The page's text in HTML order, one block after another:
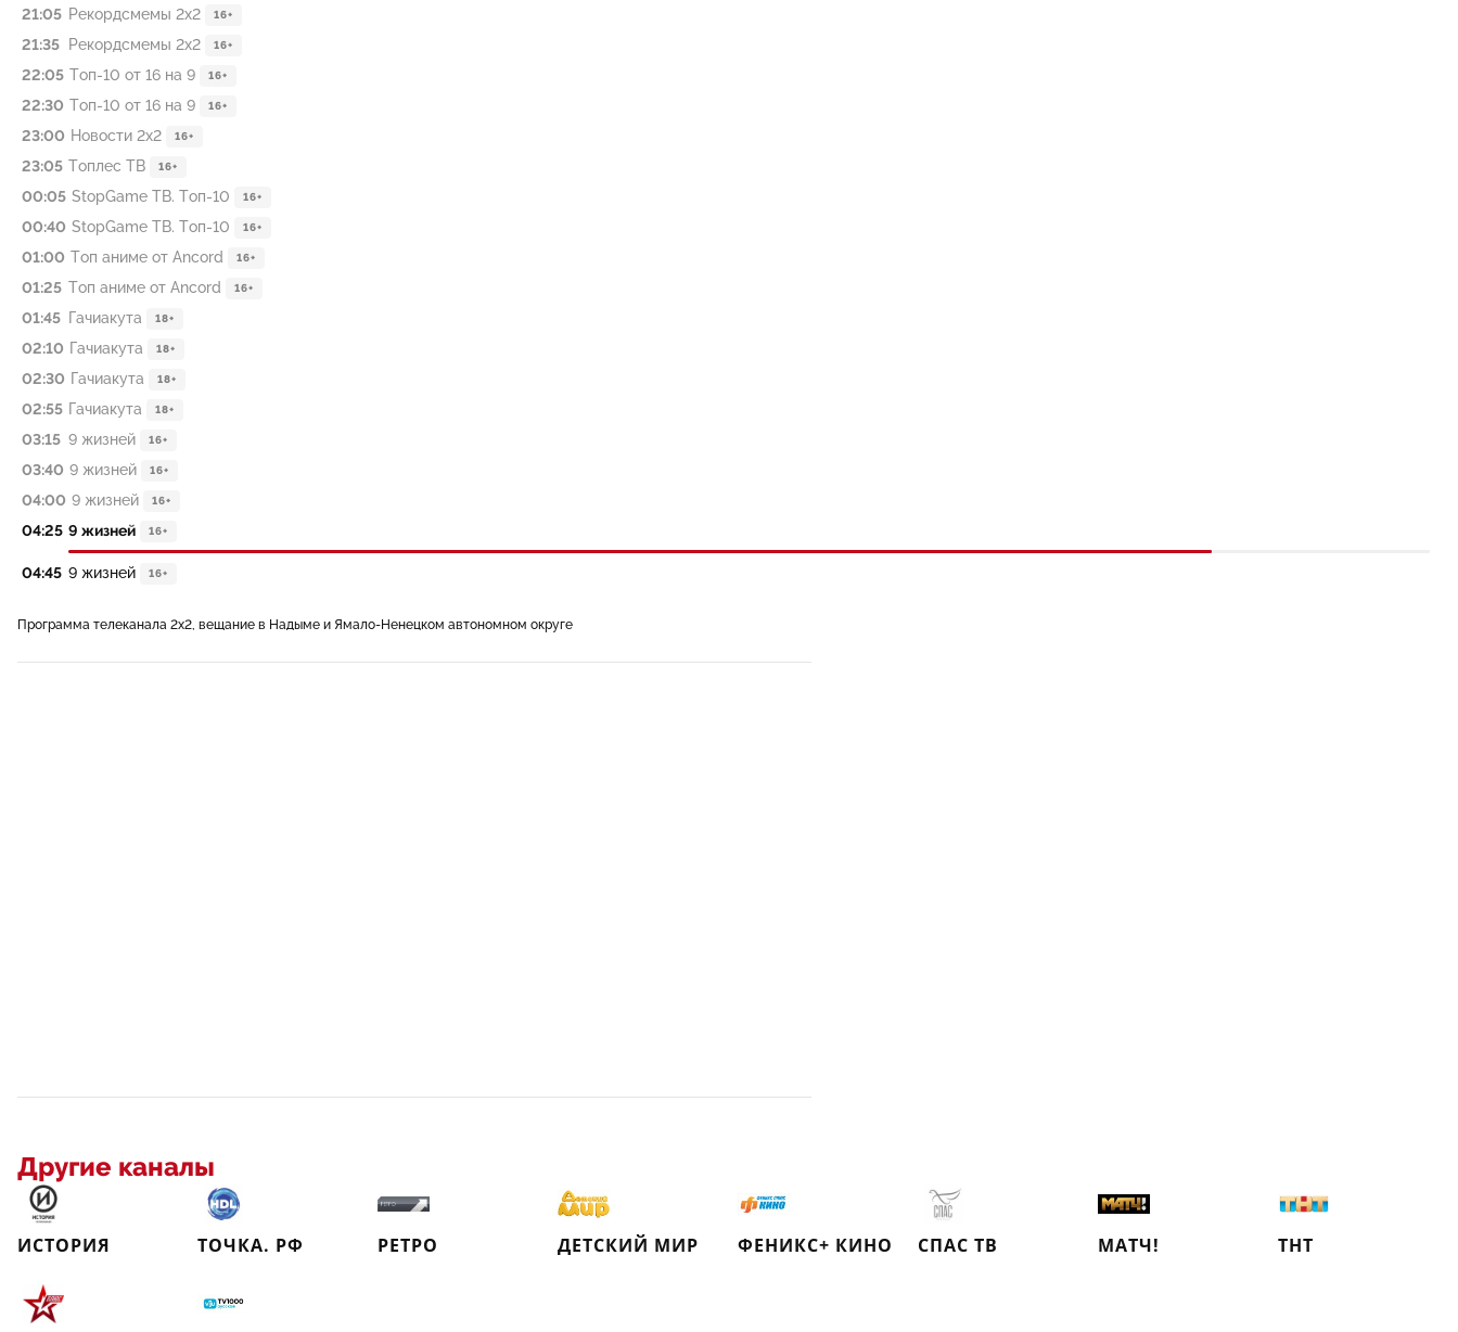
21:05 Рекордсмемы 2х2 16+
21:35 Рекордсмемы 2х2 16+
22:05 Топ-10 от 16 на 9 16+
22:30 Топ-10 от 16 на 9 16+
23:00 Новости 2х2 16+
23:05 Топлес ТВ 16+
00:05 StopGame ТВ. Топ-10 16+
00:40 StopGame ТВ. Топ-10 16+
01:00 Топ аниме от Ancord 16+
01:25 Топ аниме от Ancord 16+
01:45 Гачиакута 18+
02:10 Гачиакута 18+
02:30 Гачиакута 18+
02:55 Гачиакута 18+
03:15 9 жизней 16+
03:40 9 жизней 16+
04:00 9 жизней 16+
04:25 9 жизней 16+
04:45 9 жизней 16+
Программа телеканала 2x2, вещание в Надыме и Ямало-Ненецком автономном округе
Другие каналы
ИСТОРИЯ ТОЧКА. РФ РЕТРО ДЕТСКИЙ МИР ФЕНИКС+ КИНО СПАС ТВ МАТЧ! ТНТ